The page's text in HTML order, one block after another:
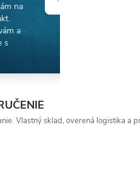
na
a
s
Vlastný sklad, overená logistika a